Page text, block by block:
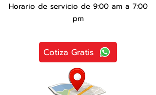
Horario de servicio de 9:00 am a 7:00
pm
Cotiza Gratis